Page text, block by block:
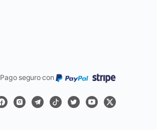
Pago seguro con